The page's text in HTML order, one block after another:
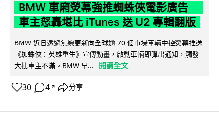
BMW 車廂熒幕強推蜘蛛俠電影廣告
車主怒轟堪比 iTunes 送 U2 專輯翻版
BMW 近日透過無線更新向全球逾 70 個市場車輛中控熒幕推送
《蜘蛛俠：英雄重生》宣傳動畫，啟動車輛即彈出通知，觸發
大批車主不滿。BMW 早...
閱讀全文
30 4 ↗ 分享